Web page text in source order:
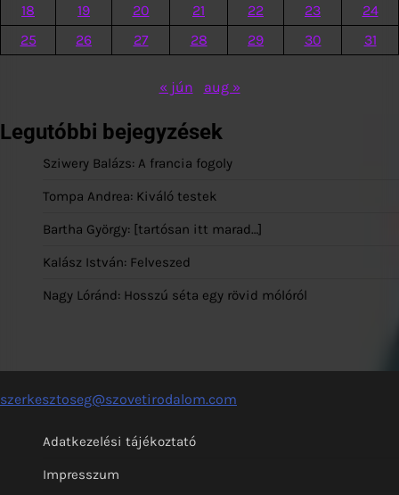
18 19 20 21 22 23
24
25
26 27 28 29 30 31
« jún aug »
Legutóbbi bejegyzések
Sziwery Balázs: A francia fogoly
Tompa Andrea: Kiváló testek
Bartha György: [tartósan itt marad…]
Kalász István: Felveszed
Nagy Lóránd: Hosszú séta egy rövid mólóról
szerkesztoseg@szovetirodalom.com
Adatkezelési tájékoztató
Impresszum